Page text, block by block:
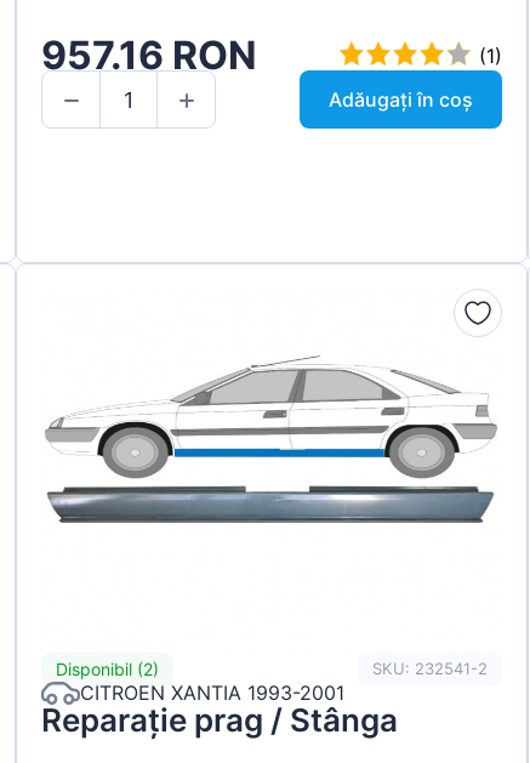
957.16 RON
(1)
Adăugați în coș
Disponibil (2) SKU: 232541-2
CITROEN XANTIA 1993-2001
Reparație prag / Stânga